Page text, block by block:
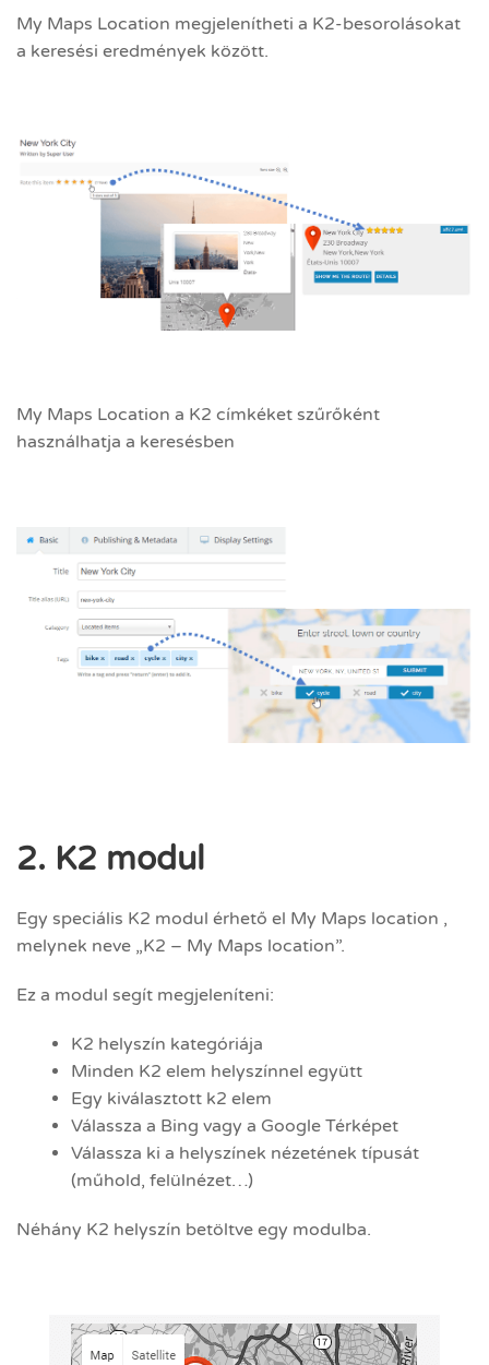
My Maps Location megjelenítheti a K2-besorolásokat
a keresési eredmények között.
My Maps Location a K2 címkéket szűrőként
használhatja a keresésben
2. K2 modul
Egy speciális K2 modul érhető el My Maps location ,
melynek neve „K2 – My Maps location”.
Ez a modul segít megjeleníteni:
K2 helyszín kategóriája
Minden K2 elem helyszínnel együtt
Egy kiválasztott k2 elem
Válassza a Bing vagy a Google Térképet
Válassza ki a helyszínek nézetének típusát
(műhold, felülnézet…)
Néhány K2 helyszín betöltve egy modulba.